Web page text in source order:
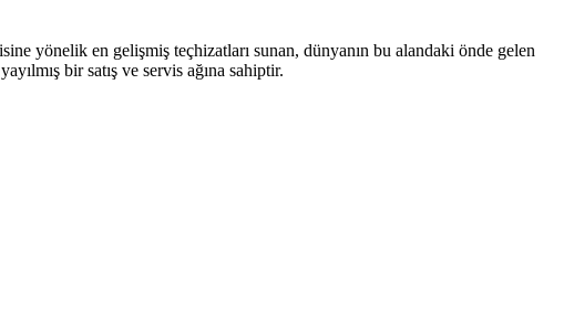
yönelik en gelişmiş teçhizatları sunan, dünyanın bu alandaki önde gelen
bir satış ve servis ağına sahiptir.